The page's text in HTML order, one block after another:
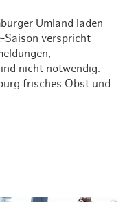
Umland laden
Saison verspricht
nicht notwendig.
frisches Obst und